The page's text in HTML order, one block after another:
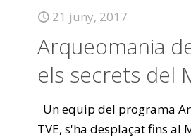
21 juny, 2017
Arqueomania
els secrets del
Un equip del programa
TVE, s'ha desplaçat fins al